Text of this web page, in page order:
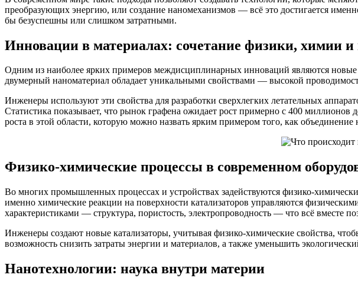
преобразующих энергию, или создание наномеханизмов — всё это достигается
бы безуспешны или слишком затратными.
Инновации в материалах: сочетание физики, химии
Одним из наиболее ярких примеров междисциплинарных инноваций являются
двумерный наноматериал обладает уникальными свойствами — высокой
Инженеры используют эти свойства для разработки сверхлегких летательных
Статистика показывает, что рынок графена ожидает рост примерно с 400 миллионов
роста в этой области, которую можно назвать ярким примером того, как
Физико-химические процессы в современном
Во многих промышленных процессах и устройствах задействуются физико-
именно химические реакции на поверхности катализаторов управляются
характеристиками — структура, пористость, электропроводность — что всё вместе
Инженеры создают новые катализаторы, учитывая физико-химические свойства,
возможность снизить затраты энергии и материалов, а также уменьшить
Нанотехнологии: наука внутри материи